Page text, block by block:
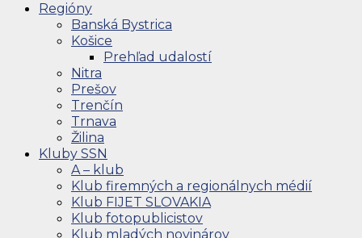
Regióny
Banská Bystrica
Košice
Prehľad udalostí
Nitra
Prešov
Trenčín
Trnava
Žilina
Kluby SSN
A – klub
Klub firemných a regionálnych médií
Klub FIJET SLOVAKIA
Klub fotopublicistov
Klub mladých novinárov